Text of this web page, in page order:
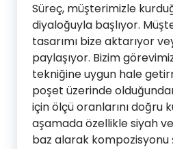
Süreç, müşterimizle
diyaloğuyla başlıyor.
tasarımı bize aktarıyor
paylaşıyor. Bizim
tekniğine uygun hale
poşet üzerinde
için ölçü oranlarını doğru
aşamada özellikle siyah
baz alarak kompozisyonu